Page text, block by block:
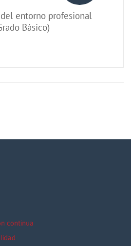
entorno profesional
Básico)
continua